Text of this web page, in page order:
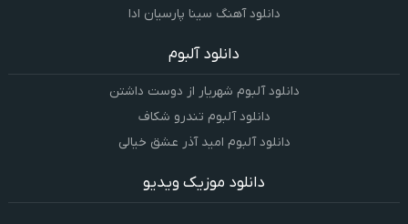
دانلود آهنگ سینا پارسیان ادا
دانلود آلبوم
دانلود آلبوم شهریار از دوست داشتن
دانلود آلبوم تندرو شکاف
دانلود آلبوم امید آذر عشق خیالی
دانلود موزیک ویدیو